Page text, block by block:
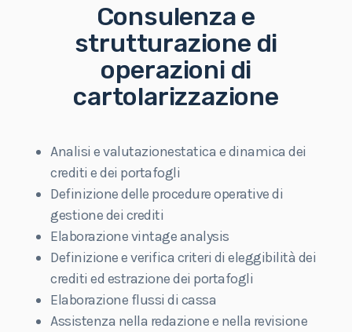
Consulenza e
strutturazione di
operazioni di
cartolarizzazione
Analisi e valutazionestatica e dinamica dei
crediti e dei portafogli
Definizione delle procedure operative di
gestione dei crediti
Elaborazione vintage analysis
Definizione e verifica criteri di eleggibilità dei
crediti ed estrazione dei portafogli
Elaborazione flussi di cassa
Assistenza nella redazione e nella revisione